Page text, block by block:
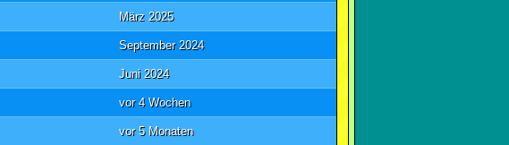
März 2025
September 2024
Juni 2024
vor 4 Wochen
vor 5 Monaten